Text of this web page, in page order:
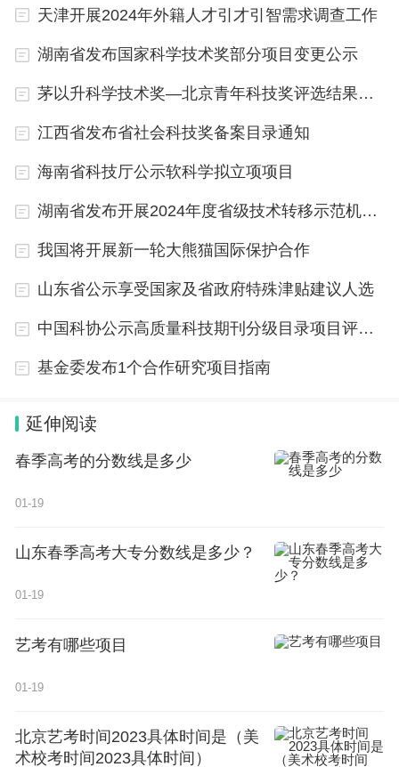
料，经过提问与讨论，投票遴选出2026年度拟资助
项目，并提出建议资助金额。驻会监督工作组全程监
督评审过程。
自然科学基金委国际科研资助部及相关部门工作人员
参加会议。
（原标题：自然科学基金委国际科研资助部召开202
6年度重点国际（地区）合作研究项目评审会议）
天津开展2024年外籍人才引才引智需求调查工作
湖南省发布国家科学技术奖部分项目变更公示
茅以升科学技术奖—北京青年科技奖评选结果公示
江西省发布省社会科技奖备案目录通知
海南省科技厅公示软科学拟立项项目
湖南省发布开展2024年度省级技术转移示范机构申报认定工作通知
我国将开展新一轮大熊猫国际保护合作
山东省公示享受国家及省政府特殊津贴建议人选
中国科协公示高质量科技期刊分级目录项目评审结果
基金委发布1个合作研究项目指南
延伸阅读
春季高考的分数线是多少
01-19
山东春季高考大专分数线是多少？
01-19
艺考有哪些项目
01-19
北京艺考时间2023具体时间是（美
术校考时间2023具体时间）